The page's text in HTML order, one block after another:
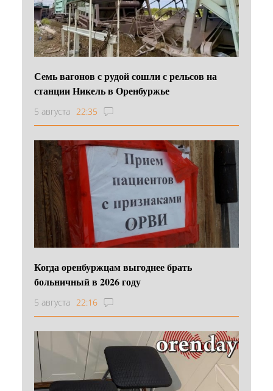
Семь вагонов с рудой сошли с рельсов на
станции Никель в Оренбуржье
5 августа 22:35
Когда оренбуржцам выгоднее брать
больничный в 2026 году
5 августа 22:16